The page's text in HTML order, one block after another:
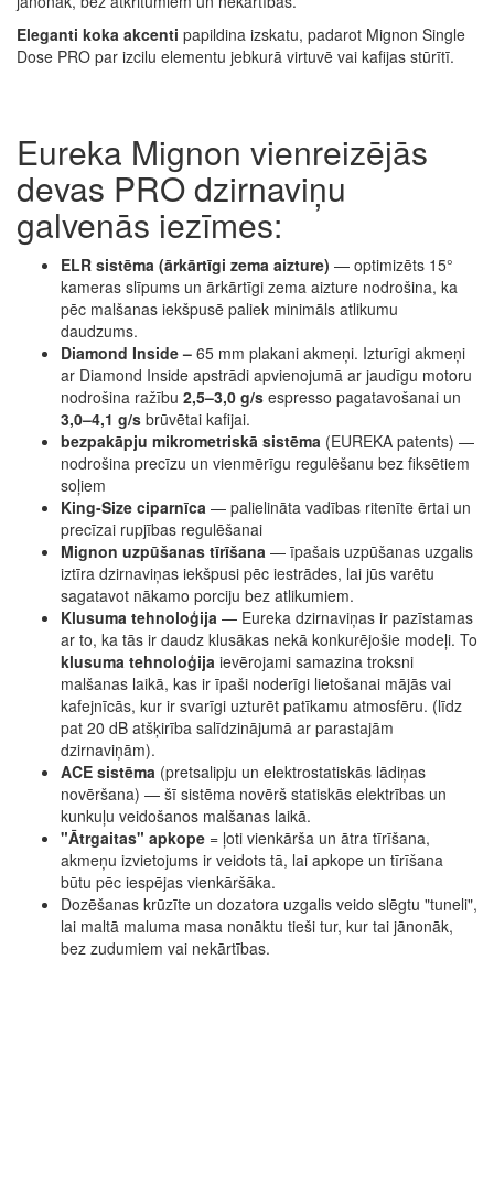
Eleganti koka akcenti papildina izskatu, padarot Mignon Single
Dose PRO par izcilu elementu jebkurā virtuvē vai kafijas stūrītī.
Eureka Mignon vienreizējās
devas PRO dzirnaviņu
galvenās iezīmes:
ELR sistēma (ārkārtīgi zema aizture) — optimizēts 15°
kameras slīpums un ārkārtīgi zema aizture nodrošina, ka
pēc malšanas iekšpusē paliek minimāls atlikumu
daudzums.
Diamond Inside – 65 mm plakani akmeņi. Izturīgi akmeņi
ar Diamond Inside apstrādi apvienojumā ar jaudīgu motoru
nodrošina ražību 2,5–3,0 g/s espresso pagatavošanai un
3,0–4,1 g/s brūvētai kafijai.
bezpakāpju mikrometriskā sistēma (EUREKA patents) —
nodrošina precīzu un vienmērīgu regulēšanu bez fiksētiem
soļiem
King-Size ciparnīca — palielināta vadības ritenīte ērtai un
precīzai rupjības regulēšanai
Mignon uzpūšanas tīrīšana — īpašais uzpūšanas uzgalis
iztīra dzirnaviņas iekšpusi pēc iestrādes, lai jūs varētu
sagatavot nākamo porciju bez atlikumiem.
Klusuma tehnoloģija — Eureka dzirnaviņas ir pazīstamas
ar to, ka tās ir daudz klusākas nekā konkurējošie modeļi. To
klusuma tehnoloģija ievērojami samazina troksni
malšanas laikā, kas ir īpaši noderīgi lietošanai mājās vai
kafejnīcās, kur ir svarīgi uzturēt patīkamu atmosfēru. (līdz
pat 20 dB atšķirība salīdzinājumā ar parastajām
dzirnaviņām).
ACE sistēma (pretsalipju un elektrostatiskās lādiņas
novēršana) — šī sistēma novērš statiskās elektrības un
kunkuļu veidošanos malšanas laikā.
"Ātrgaitas" apkope = ļoti vienkārša un ātra tīrīšana,
akmeņu izvietojums ir veidots tā, lai apkope un tīrīšana
būtu pēc iespējas vienkāršāka.
Dozēšanas krūzīte un dozatora uzgalis veido slēgtu "tuneli",
lai maltā maluma masa nonāktu tieši tur, kur tai jānonāk,
bez zudumiem vai nekārtības.